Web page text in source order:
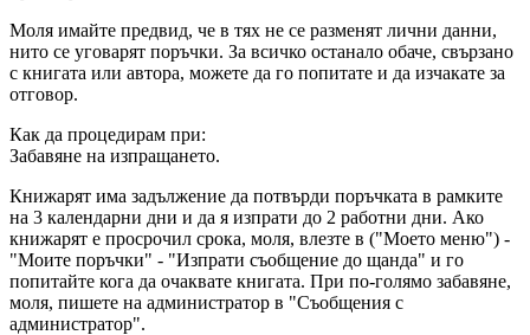
Моля имайте предвид, че в тях не се разменят лични данни,
нито се уговарят поръчки. За всичко останало обаче, свързано
с книгата или автора, можете да го попитате и да изчакате за
отговор.
Как да процедирам при:
Забавяне на изпращането.
Книжарят има задължение да потвърди поръчката в рамките
на 3 календарни дни и да я изпрати до 2 работни дни. Ако
книжарят е просрочил срока, моля, влезте в ("Моето меню") -
"Моите поръчки" - "Изпрати съобщение до щанда" и го
попитайте кога да очаквате книгата. При по-голямо забавяне,
моля, пишете на администратор в "Съобщения с
администратор".